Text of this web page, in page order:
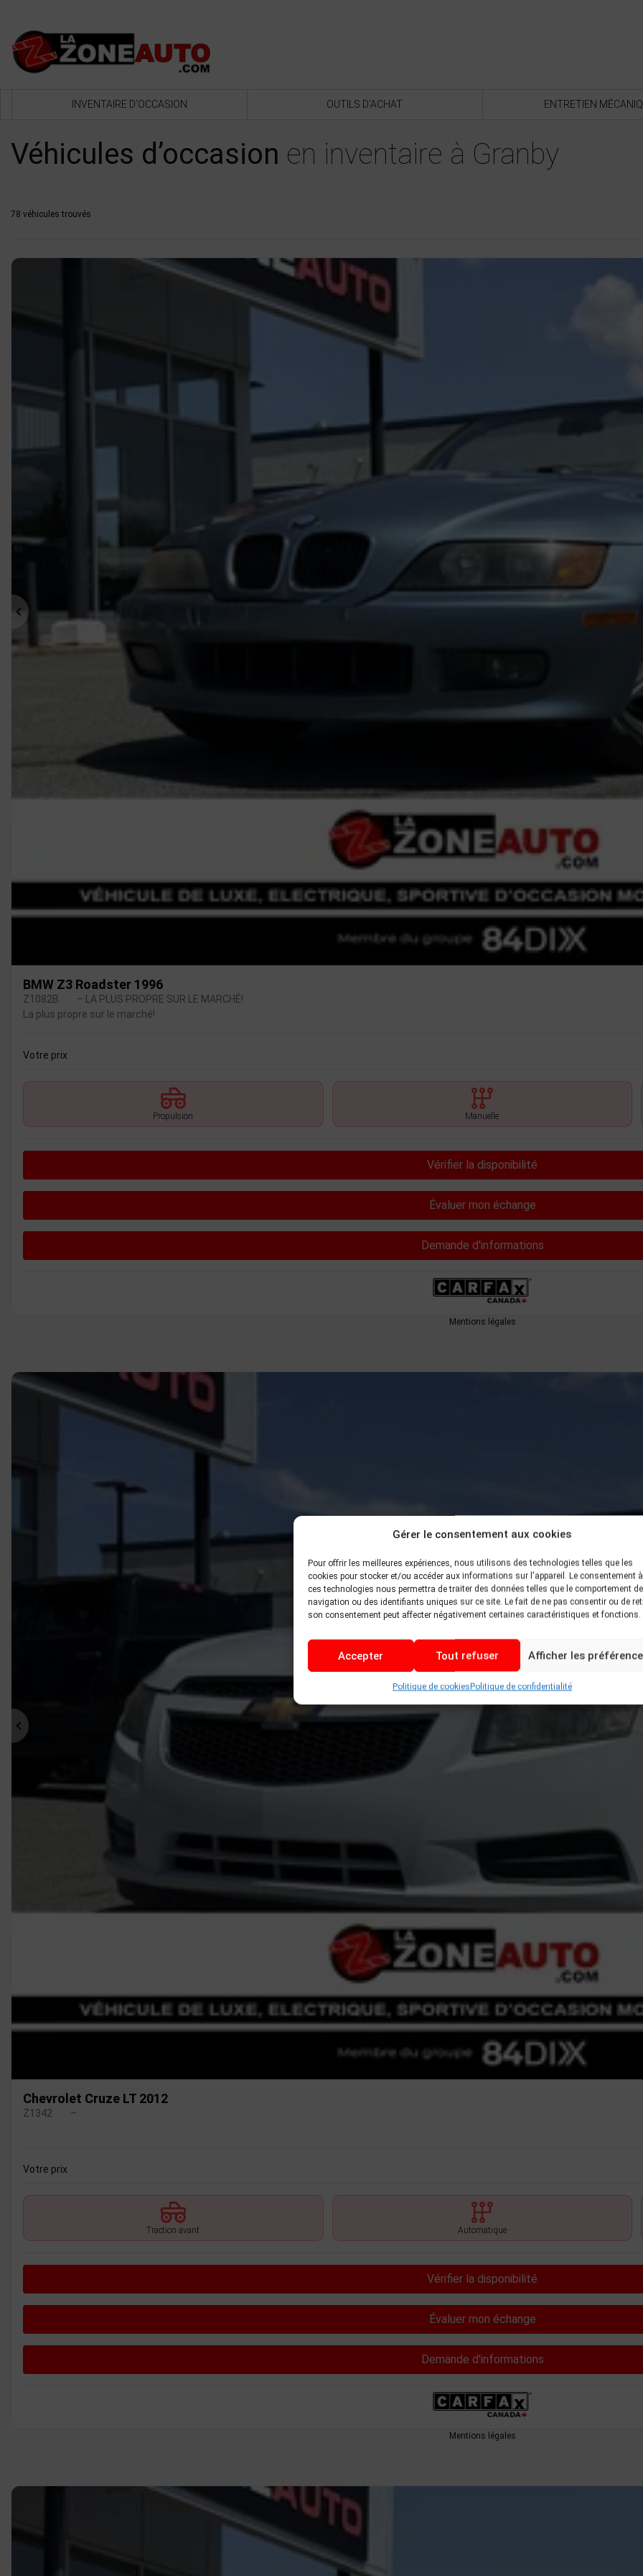
Gérer le consentement aux cookies
Pour offrir les meilleures expériences, nous utilisons des technologies telles que les
cookies pour stocker et/ou accéder aux informations sur l'appareil. Le consentement à
ces technologies nous permettra de traiter des données telles que le comportement de
navigation ou des identifiants uniques sur ce site. Le fait de ne pas consentir ou de
son consentement peut affecter négativement certaines caractéristiques et fonctions.
Accepter Tout refuser Afficher les
Politique de cookiesPolitique de confidentialité
INVENTAIRE D’OCCASION OUTILS D’ACHAT ENTRETIEN
Véhicules d’occasion en inventaire à Granby
78 véhicules trouvés
Précédent
BMW Z3 Roadster 1996
Z1082B
– LA PLUS PROPRE SUR LE MARCHÉ!
La plus propre sur le marché!
Votre prix
Propulsion Manuelle
Vérifier la disponibilité
Évaluer mon échange
Demande d'informations
Mentions légales
Précédent
Chevrolet Cruze LT 2012
Z1342 –
Votre prix
Traction avant Automatique
Vérifier la disponibilité
Évaluer mon échange
Demande d'informations
Mentions légales